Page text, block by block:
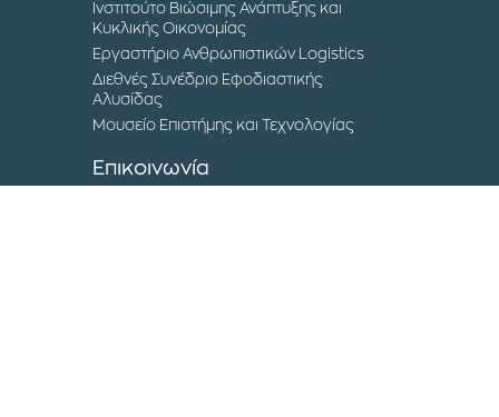
Ινστιτούτο Βιώσιμης Ανάπτυξης και
Κυκλικής Οικονομίας
Εργαστήριο Ανθρωπιστικών Logistics
Διεθνές Συνέδριο Εφοδιαστικής
Αλυσίδας
Μουσείο Επιστήμης και Τεχνολογίας
Επικοινωνία